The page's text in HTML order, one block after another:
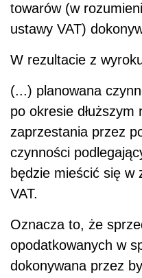
towarów (w
ustawy VAT)
W rezultacie z
(...) planowana
po okresie
zaprzestania przez
czynności
będzie mieścić się w
VAT.
Oznacza to, że
opodatkowanych w
dokonywana przez